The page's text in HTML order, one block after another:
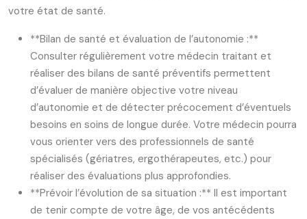
votre état de santé.
**Bilan de santé et évaluation de l’autonomie :**
Consulter régulièrement votre médecin traitant et
réaliser des bilans de santé préventifs permettent
d’évaluer de manière objective votre niveau
d’autonomie et de détecter précocement d’éventuels
besoins en soins de longue durée. Votre médecin pourra
vous orienter vers des professionnels de santé
spécialisés (gériatres, ergothérapeutes, etc.) pour
réaliser des évaluations plus approfondies.
**Prévoir l’évolution de sa situation :** Il est important
de tenir compte de votre âge, de vos antécédents